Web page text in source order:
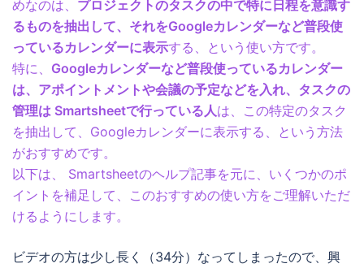
めなのは、 プロジェクトのタスクの中で特に日程を意識す
るものを抽出して、それをGoogleカレンダーなど普段使
っているカレンダーに表示する、という使い方です。
特に、 Googleカレンダーなど普段使っているカレンダー
は、アポイントメントや会議の予定などを入れ、タスクの
管理は Smartsheetで行っている人は、この特定のタスク
を抽出して、Googleカレンダーに表示する、という方法
がおすすめです。
以下は、 Smartsheetのヘルプ記事を元に、いくつかのポ
イントを補足して、このおすすめの使い方をご理解いただ
けるようにします。
ビデオの方は少し長く（34分）なってしまったので、興